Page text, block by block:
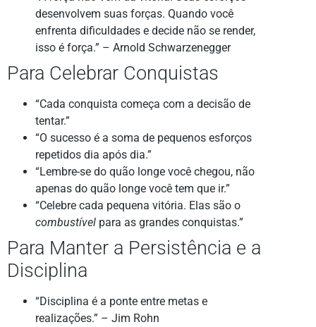
desenvolvem suas forças. Quando você
enfrenta dificuldades e decide não se render,
isso é força.” – Arnold Schwarzenegger
Para Celebrar Conquistas
“Cada conquista começa com a decisão de
tentar.”
“O sucesso é a soma de pequenos esforços
repetidos dia após dia.”
“Lembre-se do quão longe você chegou, não
apenas do quão longe você tem que ir.”
“Celebre cada pequena vitória. Elas são o
combustível para as grandes conquistas.”
Para Manter a Persistência e a
Disciplina
“Disciplina é a ponte entre metas e
realizações.” – Jim Rohn